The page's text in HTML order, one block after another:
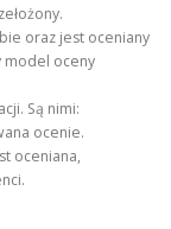
oraz jest oceniany
model oceny
Są nimi:
ocenie.
oceniana,